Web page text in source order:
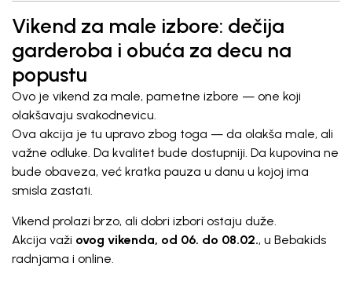
Vikend za male izbore: dečija
garderoba i obuća za decu na
popustu
Ovo je vikend za male, pametne izbore — one koji
olakšavaju svakodnevicu.
Ova akcija je tu upravo zbog toga — da olakša male, ali
važne odluke. Da kvalitet bude dostupniji. Da kupovina ne
bude obaveza, već kratka pauza u danu u kojoj ima
smisla zastati.
Vikend prolazi brzo, ali dobri izbori ostaju duže.
Akcija važi ovog vikenda, od 06. do 08.02., u Bebakids
radnjama i online.